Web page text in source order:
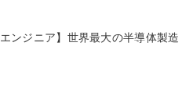
ンジニア】世界最大の半導体製造